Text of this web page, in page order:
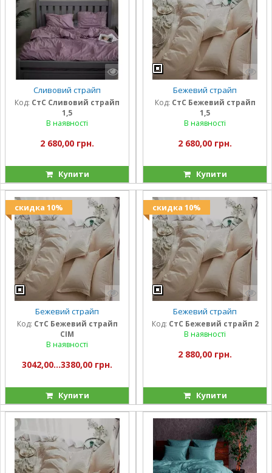
Сливовий страйп
Код: СтС Сливовий страйп
1,5
В наявності
2 680,00 грн.
Купити
Бежевий страйп
Код: СтС Бежевий страйп
1,5
В наявності
2 680,00 грн.
Купити
скидка 10%
Бежевий страйп
Код: СтС Бежевий страйп
СІМ
В наявності
3042,00...3380,00 грн.
Купити
скидка 10%
Бежевий страйп
Код: СтС Бежевий страйп 2
В наявності
2 880,00 грн.
Купити